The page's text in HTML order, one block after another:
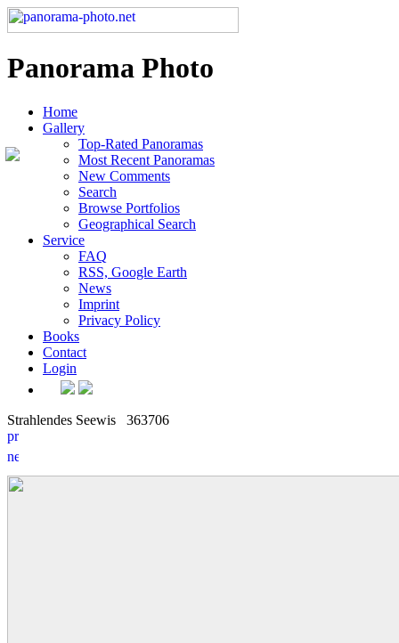
Panorama Photo
Home
Gallery
Top-Rated Panoramas
Most Recent Panoramas
New Comments
Search
Browse Portfolios
Geographical Search
Service
FAQ
RSS, Google Earth
News
Imprint
Privacy Policy
Books
Contact
Login
Strahlendes Seewis 363706